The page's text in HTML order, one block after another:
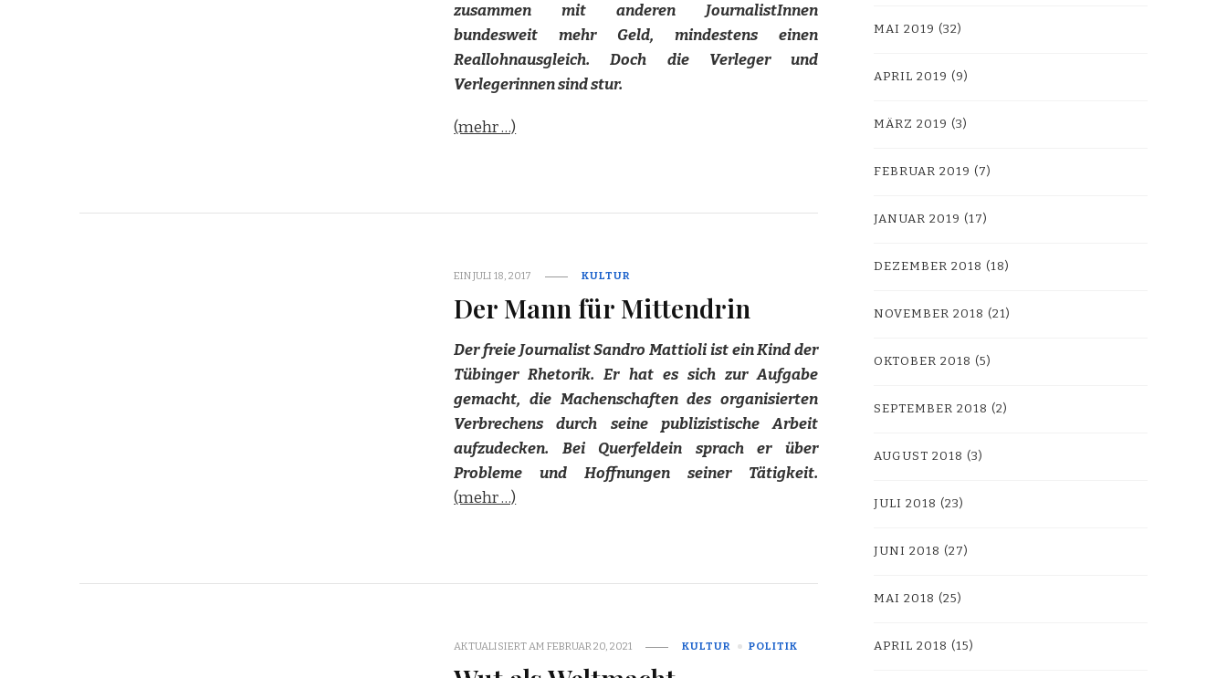
zusammen mit anderen JournalistInnen
bundesweit mehr Geld, mindestens einen
Reallohnausgleich. Doch die Verleger und
Verlegerinnen sind stur.
(mehr …)
EINJULI 18, 2017 KULTUR
Der Mann für Mittendrin
Der freie Journalist Sandro Mattioli ist ein Kind der
Tübinger Rhetorik. Er hat es sich zur Aufgabe
gemacht, die Machenschaften des organisierten
Verbrechens durch seine publizistische Arbeit
aufzudecken. Bei Querfeldein sprach er über
Probleme und Hoffnungen seiner Tätigkeit.
(mehr …)
AKTUALISIERT AMFEBRUAR 20, 2021 KULTUR POLITIK
MAI 2019 (32)
APRIL 2019 (9)
MÄRZ 2019 (3)
FEBRUAR 2019 (7)
JANUAR 2019 (17)
DEZEMBER 2018 (18)
NOVEMBER 2018 (21)
OKTOBER 2018 (5)
SEPTEMBER 2018 (2)
AUGUST 2018 (3)
JULI 2018 (23)
JUNI 2018 (27)
MAI 2018 (25)
APRIL 2018 (15)